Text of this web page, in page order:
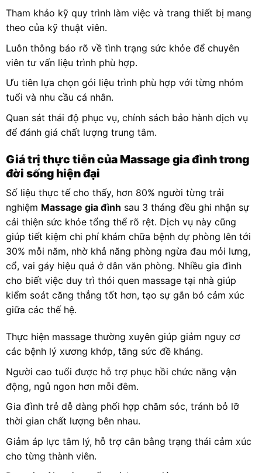
Tham khảo kỹ quy trình làm việc và trang thiết bị mang
theo của kỹ thuật viên.
Luôn thông báo rõ về tình trạng sức khỏe để chuyên
viên tư vấn liệu trình phù hợp.
Ưu tiên lựa chọn gói liệu trình phù hợp với từng nhóm
tuổi và nhu cầu cá nhân.
Quan sát thái độ phục vụ, chính sách bảo hành dịch vụ
để đánh giá chất lượng trung tâm.
Giá trị thực tiễn của Massage gia đình trong
đời sống hiện đại
Số liệu thực tế cho thấy, hơn 80% người từng trải
nghiệm Massage gia đình sau 3 tháng đều ghi nhận sự
cải thiện sức khỏe tổng thể rõ rệt. Dịch vụ này cũng
giúp tiết kiệm chi phí khám chữa bệnh dự phòng lên tới
30% mỗi năm, nhờ khả năng phòng ngừa đau mỏi lưng,
cổ, vai gáy hiệu quả ở dân văn phòng. Nhiều gia đình
cho biết việc duy trì thói quen massage tại nhà giúp
kiểm soát căng thẳng tốt hơn, tạo sự gắn bó cảm xúc
giữa các thế hệ.
Thực hiện massage thường xuyên giúp giảm nguy cơ
các bệnh lý xương khớp, tăng sức đề kháng.
Người cao tuổi được hỗ trợ phục hồi chức năng vận
động, ngủ ngon hơn mỗi đêm.
Gia đình trẻ dễ dàng phối hợp chăm sóc, tránh bỏ lỡ
thời gian chất lượng bên nhau.
Giảm áp lực tâm lý, hỗ trợ cân bằng trạng thái cảm xúc
cho từng thành viên.